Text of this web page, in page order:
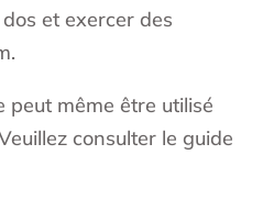
et exercer des
peut même être utilisé
consulter le guide